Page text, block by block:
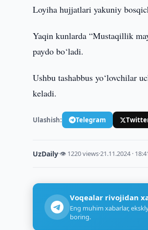
Loyiha hujjatlari yakuniy
Yaqin kunlarda “Mustaqillik
paydo bo‘ladi.
Ushbu tashabbus yo‘lovchilar
keladi.
Ulashish: Telegram
UzDaily·👁 1220 views·21.11.2024 ·
Voqealar rivojidan
Eng muhim xabarlar,
boring.